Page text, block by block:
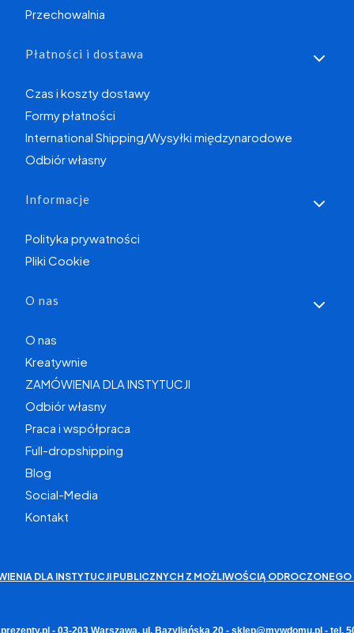
Przechowalnia
Płatności i dostawa
Czas i koszty dostawy
Formy płatności
International Shipping/Wysyłki międzynarodowe
Odbiór własny
Informacje
Polityka prywatności
Pliki Cookie
O nas
O nas
Kreatywnie
ZAMÓWIENIA DLA INSTYTUCJI
Odbiór własny
Praca i współpraca
Full-dropshipping
Blog
Social-Media
Kontakt
DLA INSTYTUCJI PUBLICZNYCH Z MOŻLIWOŚCIĄ ODROCZONEGO
- 03-203 Warszawa, ul. Bazyliańska 20 - sklep@mywdomu.pl - tel.